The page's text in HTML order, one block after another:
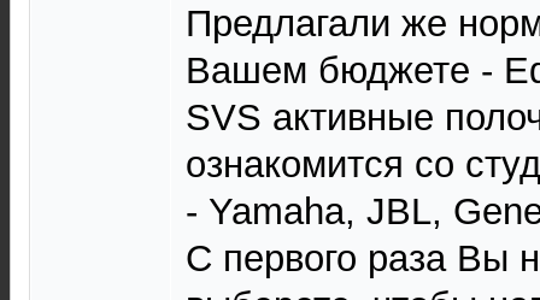
Предлагали же
Вашем бюджете -
SVS активные
ознакомится со
- Yamaha, JBL,
С первого раза Вы